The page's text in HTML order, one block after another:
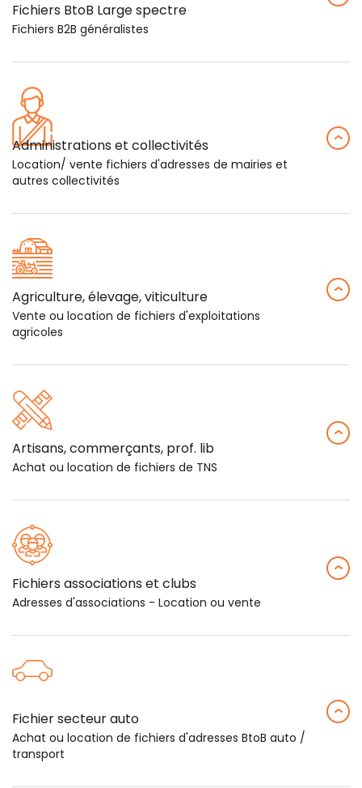
Fichiers BtoB Large spectre
Fichiers B2B généralistes
Administrations et collectivités
Location/ vente fichiers d'adresses de mairies et
autres collectivités
Agriculture, élevage, viticulture
Vente ou location de fichiers d'exploitations
agricoles
Artisans, commerçants, prof. lib
Achat ou location de fichiers de TNS
Fichiers associations et clubs
Adresses d'associations - Location ou vente
Fichier secteur auto
Achat ou location de fichiers d'adresses BtoB auto /
transport